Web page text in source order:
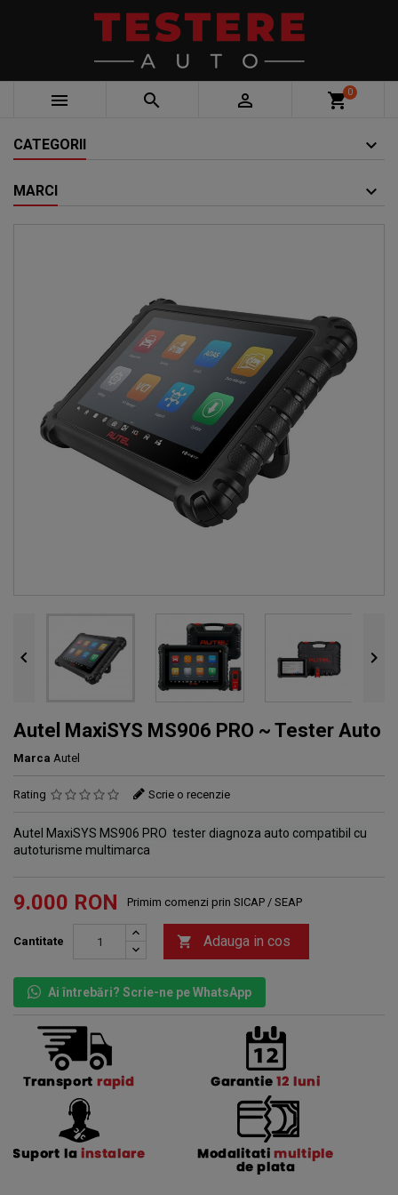
   shopping_cart0
CATEGORII
MARCI
 
Autel MaxiSYS MS906 PRO ~ Tester Auto
Marca Autel
Rating Scrie o recenzie
Autel MaxiSYS MS906 PRO tester diagnoza auto compatibil cu
autoturisme multimarca
9.000 RON Primim comenzi prin SICAP / SEAP
Cantitate  Adauga in cos
Ai întrebări? Scrie-ne pe WhatsApp